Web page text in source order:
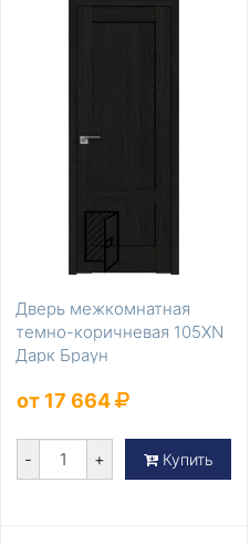
Дверь межкомнатная
темно-коричневая 105XN
Дарк Браун
от 17 664
- + Купить